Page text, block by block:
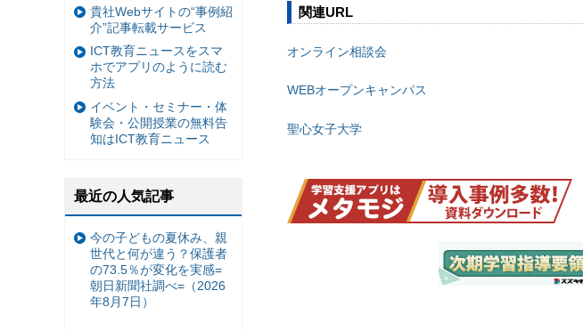
関連URL
オンライン相談会
WEBオープンキャンパス
聖心女子大学
貴社Webサイトの“事例紹
介”記事転載サービス
ICT教育ニュースをスマ
ホでアプリのように読む
方法
イベント・セミナー・体
験会・公開授業の無料告
知はICT教育ニュース
最近の人気記事
今の子どもの夏休み、親
世代と何が違う？保護者
の73.5％が変化を実感=
朝日新聞社調べ=（2026
年8月7日）